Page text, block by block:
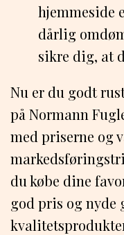
hjemmeside
dårlig
sikre dig, at
Nu er du godt
på Normann
med priserne og
du købe dine
god pris og nyde